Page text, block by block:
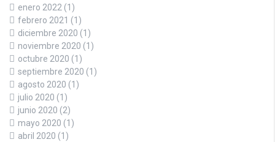
enero 2022 (1)
febrero 2021 (1)
diciembre 2020 (1)
noviembre 2020 (1)
octubre 2020 (1)
septiembre 2020 (1)
agosto 2020 (1)
julio 2020 (1)
junio 2020 (2)
mayo 2020 (1)
abril 2020 (1)